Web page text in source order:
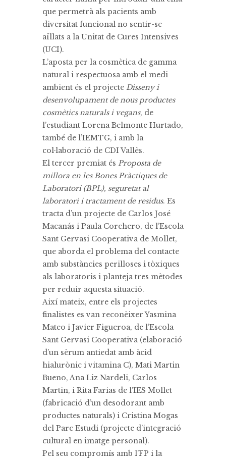
que permetrà als pacients amb
diversitat funcional no sentir-se
aïllats a la Unitat de Cures Intensives
(UCI).
L’aposta per la cosmètica de gamma
natural i respectuosa amb el medi
ambient és el projecte Disseny i
desenvolupament de nous productes
cosmètics naturals i vegans, de
l’estudiant Lorena Belmonte Hurtado,
també de l’IEMTG, i amb la
col·laboració de CDI Vallès.
El tercer premiat és Proposta de
millora en les Bones Pràctiques de
Laboratori (BPL), seguretat al
laboratori i tractament de residus. Es
tracta d’un projecte de Carlos José
Macanás i Paula Corchero, de l’Escola
Sant Gervasi Cooperativa de Mollet,
que aborda el problema del contacte
amb substàncies perilloses i tòxiques
als laboratoris i planteja tres mètodes
per reduir aquesta situació.
Així mateix, entre els projectes
finalistes es van reconèixer Yasmina
Mateo i Javier Figueroa, de l’Escola
Sant Gervasi Cooperativa (elaboració
d’un sèrum antiedat amb àcid
hialurònic i vitamina C), Mati Martin
Bueno, Ana Liz Nardeli, Carlos
Martin, i Rita Farias de l’IES Mollet
(fabricació d’un desodorant amb
productes naturals) i Cristina Mogas
del Parc Estudi (projecte d’integració
cultural en imatge personal).
Pel seu compromís amb l’FP i la